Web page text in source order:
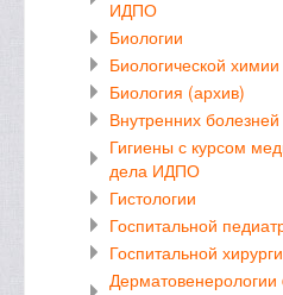
ИДПО
Биологии
Биологической химии
Биология (архив)
Внутренних болезней
Гигиены с курсом
дела ИДПО
Гистологии
Госпитальной
Госпитальной
Дерматовенерологии